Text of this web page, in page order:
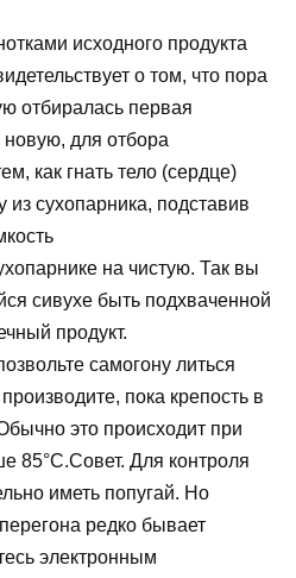
исходного продукта
о том, что пора
отбиралась первая
для отбора
как гнать тело (сердце)
из сухопарника, подставив
на чистую. Так вы
сивухе быть подхваченной
продукт.
самогону литься
пока крепость в
это происходит при
85°С.Совет. Для контроля
иметь попугай. Но
редко бывает
электронным